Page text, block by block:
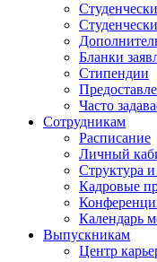
Бланки
Стипендии
Часто
Сотрудникам
Расписание
Личный
Структура
Кадровые
Календарь
Выпускникам
Центр